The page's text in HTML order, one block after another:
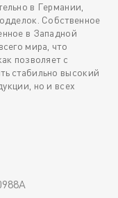
в Германии,
Собственное
в Западной
мира, что
позволяет с
стабильно высокий
но и всех